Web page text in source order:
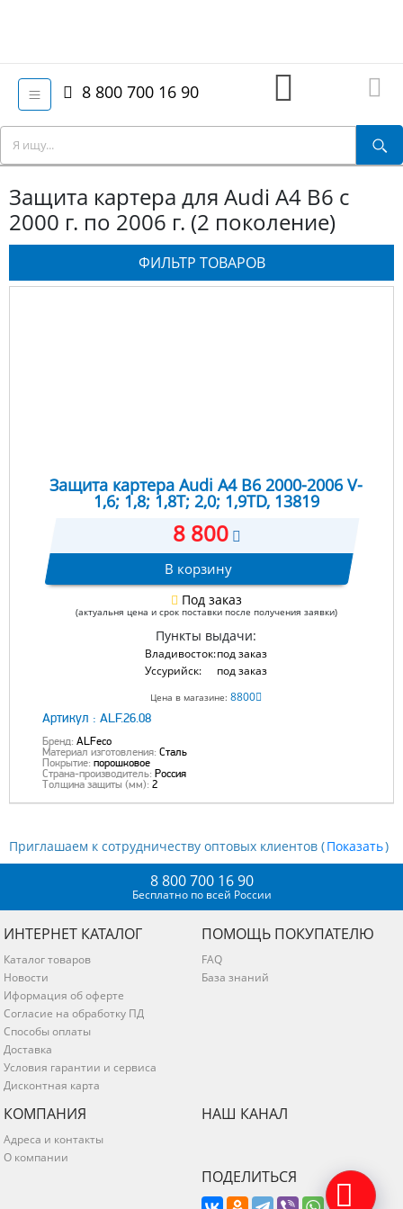
8 800 700 16 90
Защита картера для Audi A4 B6 с
2000 г. по 2006 г. (2 поколение)
ФИЛЬТР ТОВАРОВ
Защита картера Audi A4 B6 2000-2006 V-
1,6; 1,8; 1,8T; 2,0; 1,9TD, 13819
8 800
В корзину
Под заказ
(актуальня цена и срок поставки после получения заявки)
Пункты выдачи:
Владивосток:под заказ
Уссурийск:
под заказ
Цена в магазине: 8800
Артикул : ALF.26.08
Бренд: ALFeco
Материал изготовления: Сталь
Покрытие: порошковое
Страна-производитель: Россия
Толщина защиты (мм): 2
Приглашаем к сотрудничеству оптовых клиентов ( )
8 800 700 16 90
Бесплатно по всей России
ИНТЕРНЕТ КАТАЛОГ
Каталог товаров
Новости
Иформация об оферте
Согласие на обработку ПД
Способы оплаты
Доставка
Условия гарантии и сервиса
Дисконтная карта
ПОМОЩЬ ПОКУПАТЕЛЮ
FAQ
База знаний
КОМПАНИЯ
Адреса и контакты
О компании
НАШ КАНАЛ
ПОДЕЛИТЬСЯ